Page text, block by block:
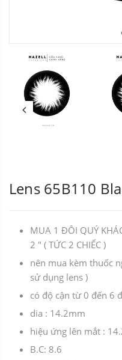
Lens 65B110
MUA 1 ĐÔI QUÝ
2 " ( TỨC 2 CHIẾC )
nên mua kèm thuốc
sử dụng lens )
có độ cận từ 0 đến 6
dia : 14.2mm
hiệu ứng lên mắt :
B.C: 8.6